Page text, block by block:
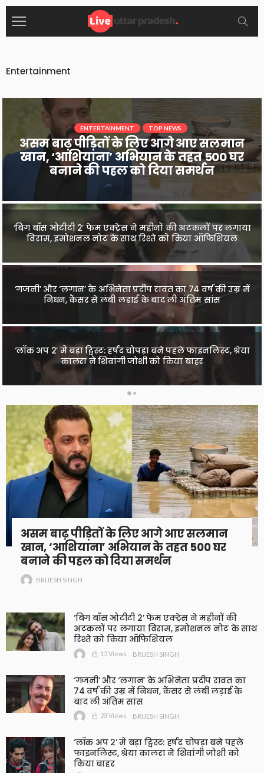
Entertainment
ENTERTAINMENT TOP NEWS
असम बाढ़ पीड़ितों के लिए आगे आए सलमान
खान, ‘आशियाना’ अभियान के तहत 500 घर
बनाने की पहल को दिया समर्थन
‘बिग बॉस ओटीटी 2’ फेम एक्ट्रेस ने महीनों की अटकलों पर लगाया
विराम, इमोशनल नोट के साथ रिश्ते को किया ऑफिशियल
‘गजनी’ और ‘लगान’ के अभिनेता प्रदीप रावत का 74 वर्ष की उम्र में
निधन, कैंसर से लंबी लड़ाई के बाद ली अंतिम सांस
‘लॉक अप 2’ में बड़ा ट्विस्ट: हर्षद चोपड़ा बने पहले फाइनलिस्ट, श्रेया
कालरा ने शिवांगी जोशी को किया बाहर
ENTERTAINMENT TOP NEWS
टीवी एक्ट्रेस अदिति शर्मा ने पति, सास और ननद
पर दर्ज कराई घरेलू हिंसा की FIR, मारपीट और
स्त्रीधन हड़पने के लगाए आरोप
‘स्पाइडर-मैन: ब्रांड न्यू डे’ का बॉक्स ऑफिस पर धमाका, भारत में दो
दिन में 100 करोड़ क्लब में एंट्री
‘स्पाइडर-मैन: ब्रांड न्यू डे’ का धमाकेदार आगाज़, भारत में हॉलीवुड
फिल्मों की सबसे बड़ी ओपनिंग; ‘एवेंजर्स: एंडगेम’ का रिकॉर्ड टूटा
कॉमेडी, टीमवर्क और सिनेमा पर राहुल हरित के बेबाक जवाब, अंकित
गोयल का एक्सक्लूसिव इंटरव्यू
असम बाढ़ पीड़ितों के लिए आगे आए सलमान
खान, ‘आशियाना’ अभियान के तहत 500 घर
बनाने की पहल को दिया समर्थन
BRIJESH SINGH
‘बिग बॉस ओटीटी 2’ फेम एक्ट्रेस ने महीनों की
अटकलों पर लगाया विराम, इमोशनल नोट के साथ
रिश्ते को किया ऑफिशियल
15 Views BRIJESH SINGH
‘गजनी’ और ‘लगान’ के अभिनेता प्रदीप रावत का
74 वर्ष की उम्र में निधन, कैंसर से लंबी लड़ाई के
बाद ली अंतिम सांस
23 Views BRIJESH SINGH
‘लॉक अप 2’ में बड़ा ट्विस्ट: हर्षद चोपड़ा बने पहले
फाइनलिस्ट, श्रेया कालरा ने शिवांगी जोशी को
किया बाहर